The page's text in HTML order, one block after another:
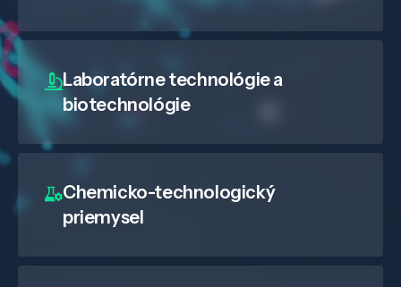
Laboratórne technológie a
biotechnológie
Chemicko-technologický
priemysel